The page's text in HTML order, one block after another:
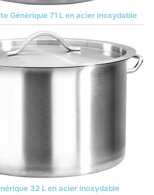
Générique 71 L en acier inoxydable
32 L en acier inoxydable